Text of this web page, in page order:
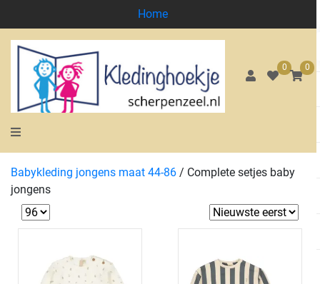
Home
0 0
Babykleding jongens maat 44-86 / Complete setjes baby
jongens